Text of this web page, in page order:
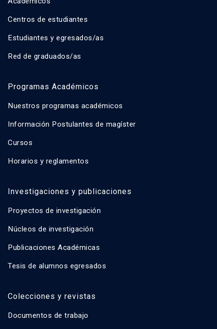
Centros de estudiantes
Estudiantes y egresados/as
Red de graduados/as
Programas Académicos
Nuestros programas académicos
Información Postulantes de magíster
Cursos
Horarios y reglamentos
Investigaciones y publicaciones
Proyectos de investigación
Núcleos de investigación
Publicaciones Académicas
Tesis de alumnos egresados
Colecciones y revistas
Documentos de trabajo